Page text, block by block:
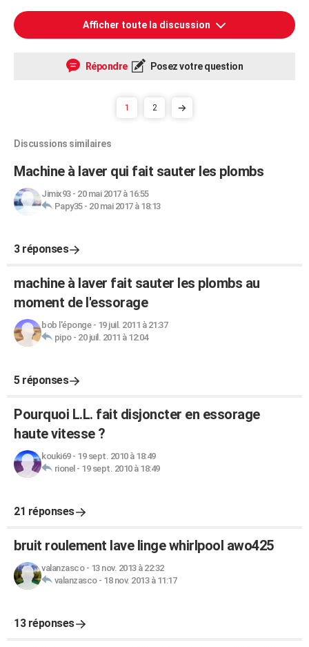
Afficher toute la discussion
Répondre Posez votre question
1 2
Discussions similaires
Machine à laver qui fait sauter les plombs
Jimix93- 20 mai 2017 à 16:55
Papy35- 20 mai 2017 à 18:13
3 réponses
machine à laver fait sauter les plombs au
moment de l'essorage
bob l'éponge- 19 juil. 2011 à 21:37
pipo- 20 juil. 2011 à 12:04
5 réponses
Pourquoi L.L. fait disjoncter en essorage
haute vitesse ?
kouki69- 19 sept. 2010 à 18:49
rionel - 19 sept. 2010 à 18:49
21 réponses
bruit roulement lave linge whirlpool awo425
valanzasco- 13 nov. 2013 à 22:32
valanzasco- 18 nov. 2013 à 11:17
13 réponses